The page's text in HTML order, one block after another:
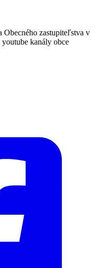
Obecného zastupiteľstva v
kanály obce